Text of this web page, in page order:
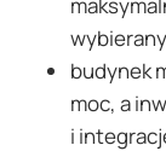
budynek
moc, a
i